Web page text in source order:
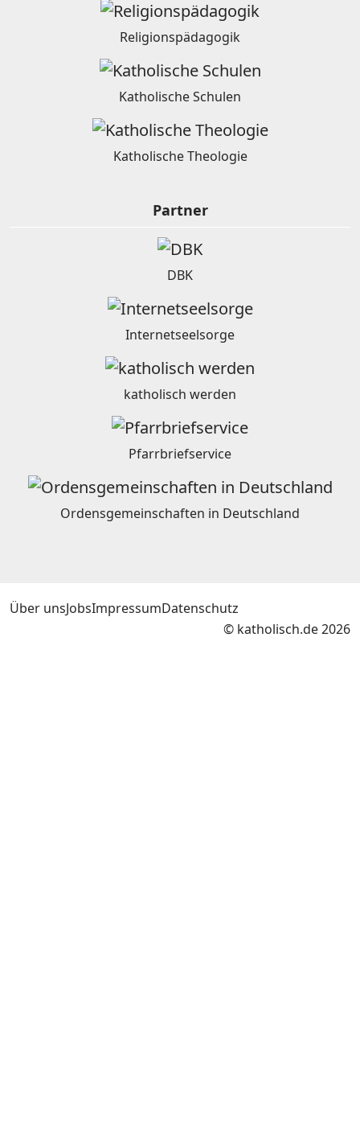
Religionspädagogik
Katholische Schulen
Katholische Theologie
Partner
DBK
Internetseelsorge
katholisch werden
Pfarrbriefservice
Ordensgemeinschaften in Deutschland
Über unsJobsImpressumDatenschutz
© katholisch.de 2026